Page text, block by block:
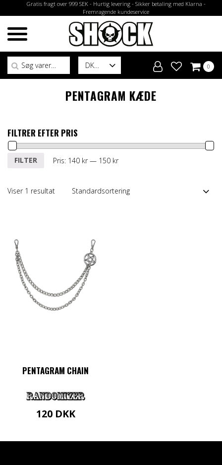
Gratis fragt over 999 SEK - Hurtig levering - Sikker betaling med Klarna -
Fremragende kundeservice
DK
Søg efter:
0
PENTAGRAM KÆDE
FILTRER EFTER PRIS
Mindste
Højeste
FILTER Pris: 140 kr— 150 kr
Viser 1 resultat
PENTAGRAM CHAIN
120 DKK